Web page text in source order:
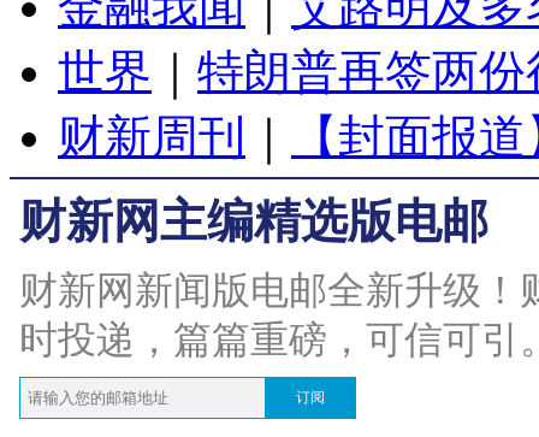
世界
特朗普再签两
财新周刊
【封面报
财新网主编精选版电邮
财新网新闻版电邮全新升级
时投递，篇篇重磅，可信可引
订阅